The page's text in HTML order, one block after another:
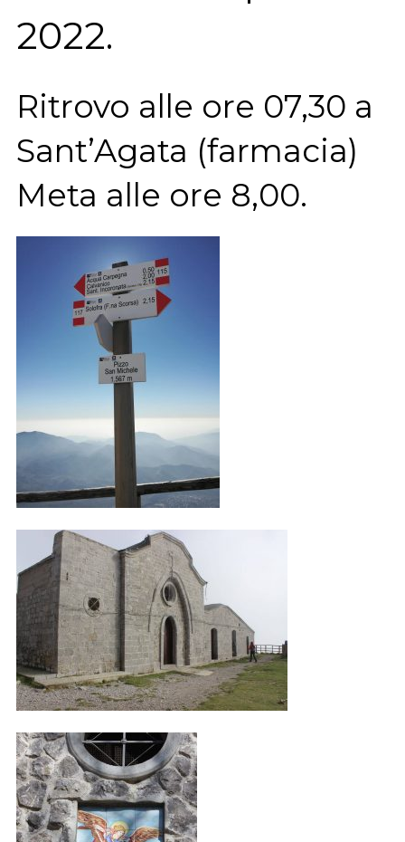
2022.
Ritrovo alle ore 07,30 a
Sant’Agata (farmacia)
Meta alle ore 8,00.